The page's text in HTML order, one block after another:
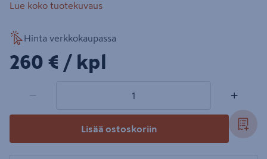
Lue koko tuotekuvaus
Hinta verkkokaupassa
260€/kpl
260 € / kpl
− +
Lisää ostoskoriin